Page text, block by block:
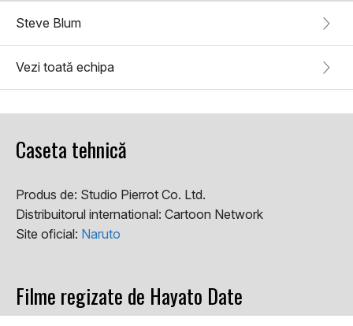
Steve Blum
Vezi toată echipa
Caseta tehnică
Produs de: Studio Pierrot Co. Ltd.
Distribuitorul international: Cartoon Network
Site oficial: Naruto
Filme regizate de Hayato Date